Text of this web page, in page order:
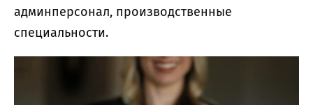
админперсонал, производственные
специальности.